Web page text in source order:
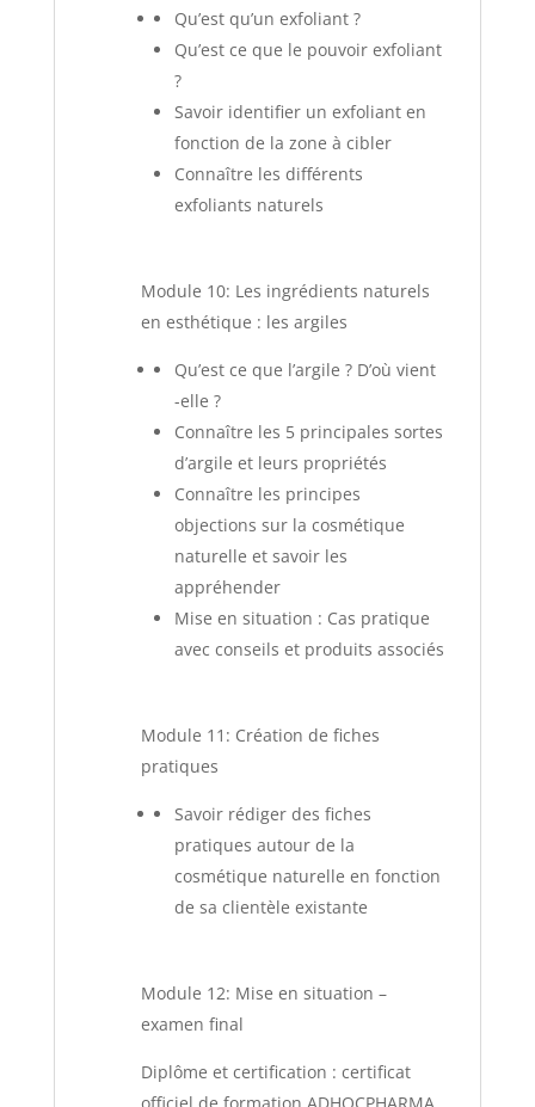
Qu’est qu’un exfoliant ?
Qu’est ce que le pouvoir exfoliant
?
Savoir identifier un exfoliant en
fonction de la zone à cibler
Connaître les différents
exfoliants naturels
Module 10: Les ingrédients naturels
en esthétique : les argiles
Qu’est ce que l’argile ? D’où vient
-elle ?
Connaître les 5 principales sortes
d’argile et leurs propriétés
Connaître les principes
objections sur la cosmétique
naturelle et savoir les
appréhender
Mise en situation : Cas pratique
avec conseils et produits associés
Module 11: Création de fiches
pratiques
Savoir rédiger des fiches
pratiques autour de la
cosmétique naturelle en fonction
de sa clientèle existante
Module 12: Mise en situation –
examen final
Diplôme et certification : certificat